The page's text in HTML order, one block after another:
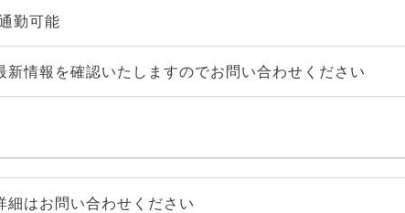
勤可能
新情報を確認いたしますのでお問い合わせください
細はお問い合わせください